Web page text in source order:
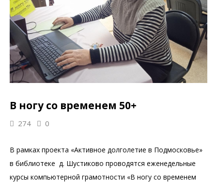
В ногу со временем 50+
274 0
В рамках проекта «Активное долголетие в Подмосковье»
в библиотеке д. Шустиково проводятся еженедельные
курсы компьютерной грамотности «В ногу со временем